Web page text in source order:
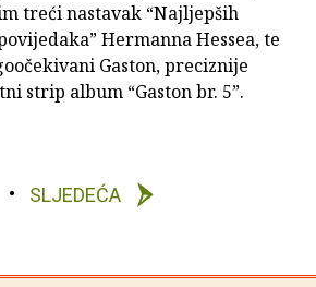
treći nastavak “Najljepših
Hermanna Hessea, te
Gaston, preciznije
strip album “Gaston br. 5”.
SLJEDEĆA